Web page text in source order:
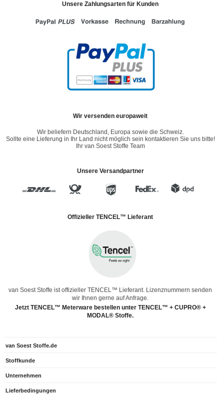
Unsere Zahlungsarten für Kunden
Wir versenden europaweit
Wir beliefern Deutschland, Europa sowie die Schweiz.
Sollte eine Lieferung in Ihr Land nicht möglich sein kontaktieren Sie uns bitte!
Ihr van Soest Stoffe Team
Unsere Versandpartner
Offizieller TENCEL™ Lieferant
van Soest Stoffe ist offizieller TENCEL™ Lieferant. Lizenznummern senden
wir Ihnen gerne auf Anfrage.
Jetzt TENCEL™ Meterware bestellen unter TENCEL™ + CUPRO® +
MODAL® Stoffe.
van Soest Stoffe.de
Stoffkunde
Unternehmen
Lieferbedingungen